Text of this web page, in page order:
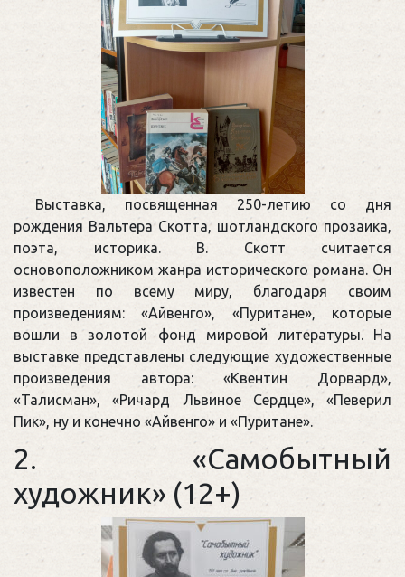
Выставка, посвященная 250-летию со дня
рождения Вальтера Скотта, шотландского прозаика,
поэта, историка. В. Скотт считается
основоположником жанра исторического романа. Он
известен по всему миру, благодаря своим
произведениям: «Айвенго», «Пуритане», которые
вошли в золотой фонд мировой литературы. На
выставке представлены следующие художественные
произведения автора: «Квентин Дорвард»,
«Талисман», «Ричард Львиное Сердце», «Певерил
Пик», ну и конечно «Айвенго» и «Пуритане».
2. «Самобытный
художник» (12+)